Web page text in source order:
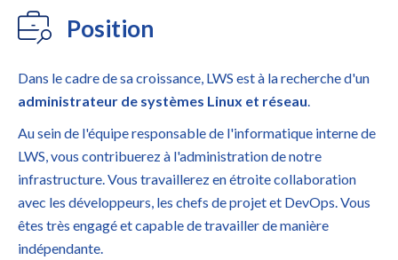
Position
Dans le cadre de sa croissance, LWS est à la recherche d'un
administrateur de systèmes Linux et réseau
Au sein de l'équipe responsable de l'informatique interne de
LWS, vous contribuerez à l'administration de notre
infrastructure. Vous travaillerez en étroite collaboration
avec les développeurs, les chefs de projet et DevOps. Vous
êtes très engagé et capable de travailler de manière
indépendante.